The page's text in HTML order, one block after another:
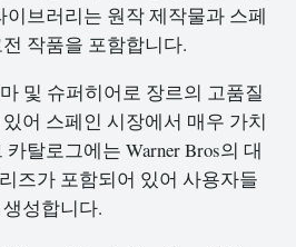
브러리는 원작 제작물과 스페
작품을 포함합니다.
및 슈퍼히어로 장르의 고품질
어 스페인 시장에서 매우 가치
탈로그에는 Warner Bros의 대
즈가 포함되어 있어 사용자들
성합니다.